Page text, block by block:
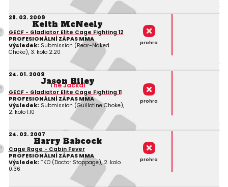
28. 03. 2009
Keith McNeely
GECF - Gladiator Elite Cage Fighting 12
PROFESIONÁLNÍ ZÁPAS MMA
Výsledek: Submission (Rear-Naked
Choke), 3. kolo 2:20
prohra
24. 01. 2009
Jason Riley
The Jackal
GECF - Gladiator Elite Cage Fighting 11
PROFESIONÁLNÍ ZÁPAS MMA
Výsledek: Submission (Guillotine Choke),
2. kolo 1:10
prohra
24. 02. 2007
Harry Babcock
Cage Rage - Cabin Fever
PROFESIONÁLNÍ ZÁPAS MMA
Výsledek: TKO (Doctor Stoppage), 2. kolo
0:36
prohra